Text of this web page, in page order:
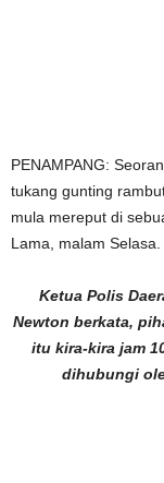
PENAMPANG:
tukang gunting
mula mereput di
Lama, malam Selasa.
Ketua Polis
Newton berkata,
itu kira-kira jam
dihubungi